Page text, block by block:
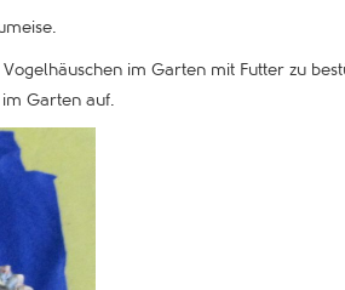
im Garten mit Futter zu
Garten auf.